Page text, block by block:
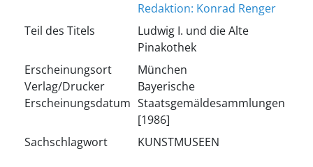
Redaktion: Konrad Renger
Teil des Titels
Ludwig I. und die Alte
Pinakothek
Erscheinungsort
Verlag/Drucker
Erscheinungsdatum
München
Bayerische
Staatsgemäldesammlungen
[1986]
Sachschlagwort
KUNSTMUSEEN